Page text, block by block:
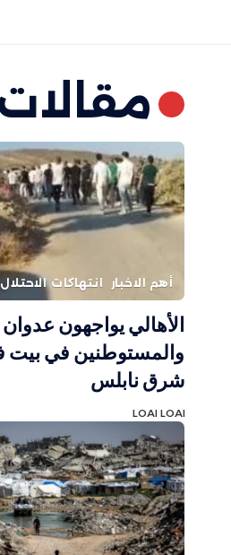
أهم الاخبار انتهاكات الاحتلال
الأهالي يواجهون عدوان
والمستوطنين في بيت
شرق نابلس
LOAI LOAI